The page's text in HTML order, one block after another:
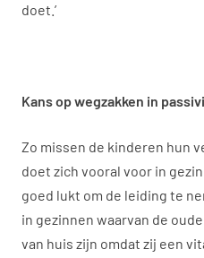
doet.’
Kans op wegzakken in
Zo missen de kinderen hun
doet zich vooral voor in
goed lukt om de leiding te
in gezinnen waarvan de
van huis zijn omdat zij een